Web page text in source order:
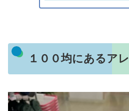
１００均にあるアレ